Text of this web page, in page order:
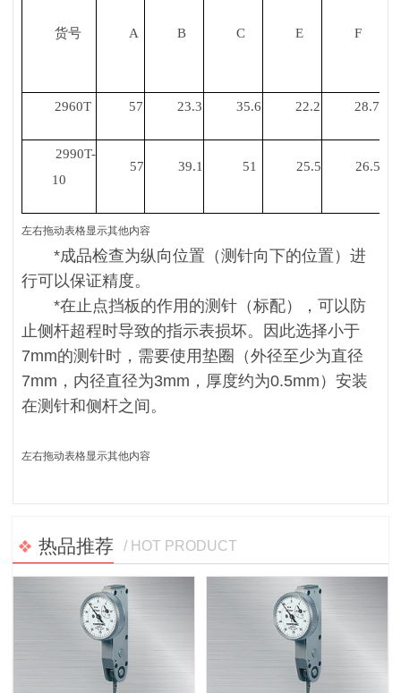
货号 A B C E F
2960T 57 23.3 35.6 22.2 28.7
2990T-
10
57 39.1 51 25.5 26.5
左右拖动表格显示其他内容
*成品检查为纵向位置（测针向下的位置）进
行可以保证精度。
*在止点挡板的作用的测针（标配），可以防
止侧杆超程时导致的指示表损坏。因此选择小于
7mm的测针时，需要使用垫圈（外径至少为直径
7mm，内径直径为3mm，厚度约为0.5mm）安装
在测针和侧杆之间。
左右拖动表格显示其他内容
热品推荐 / HOT PRODUCT